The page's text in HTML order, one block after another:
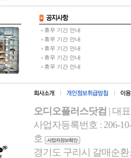
휴무 기간 안내
휴무 기간 안내
휴무 기간 안내
휴무 기간 안내
휴무 기간 안내
오디오플러스닷컴 | 대
사업자등록번호 : 206-
호
경기도 구리시 갈매순